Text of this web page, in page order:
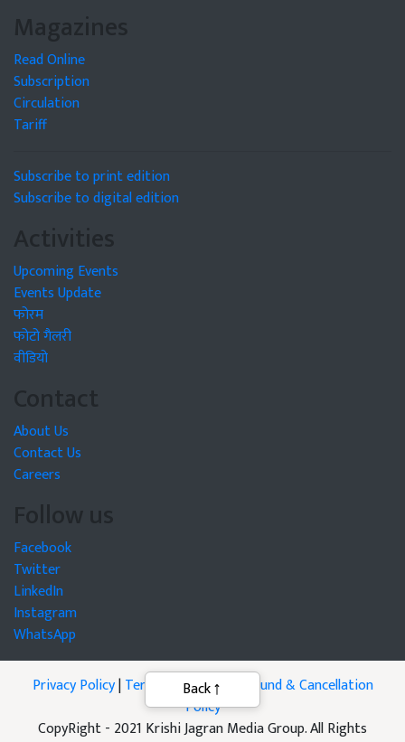
Magazines
Read Online
Subscription
Circulation
Tariff
Subscribe to print edition
Subscribe to digital edition
Activities
Upcoming Events
Events Update
फोरम
फोटो गैलरी
वीडियो
Contact
About Us
Contact Us
Careers
Follow us
Facebook
Twitter
LinkedIn
Instagram
WhatsApp
Privacy Policy|Terms of Service
Refund & Cancellation
Policy
CopyRight - 2021 Krishi Jagran Media Group. All Rights
Back